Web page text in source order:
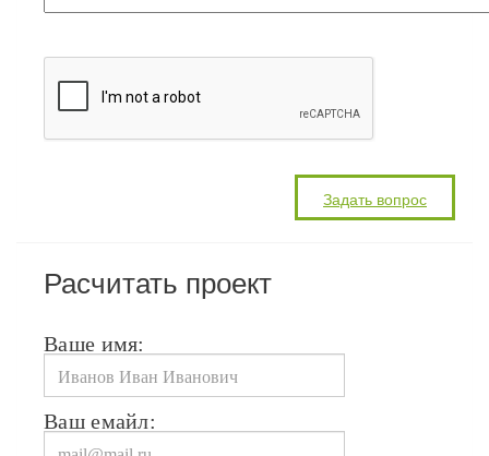
Расчитать проект
Ваше имя:
Ваш емайл: